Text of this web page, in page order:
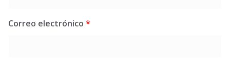
Correo electrónico *